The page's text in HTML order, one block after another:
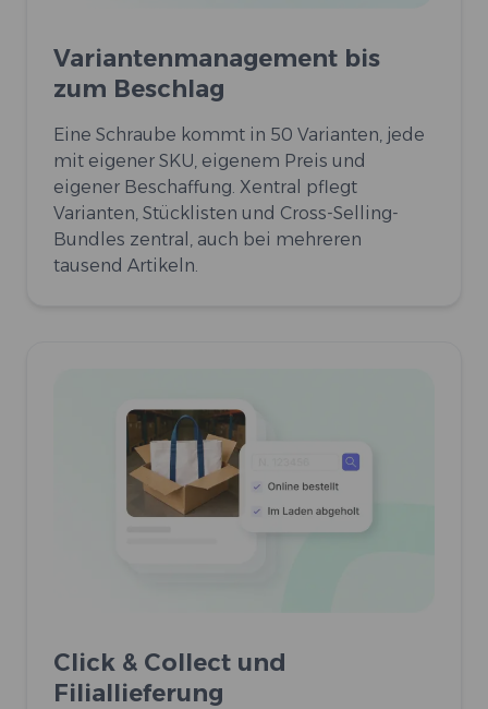
Variantenmanagement bis
zum Beschlag
Eine Schraube kommt in 50 Varianten, jede
mit eigener SKU, eigenem Preis und
eigener Beschaffung. Xentral pflegt
Varianten, Stücklisten und Cross-Selling-
Bundles zentral, auch bei mehreren
tausend Artikeln.
Click & Collect und
Filiallieferung